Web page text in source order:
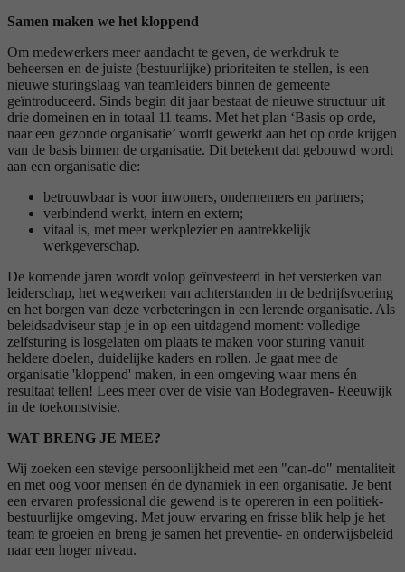
Samen maken we het kloppend
Om medewerkers meer aandacht te geven, de werkdruk te
beheersen en de juiste (bestuurlijke) prioriteiten te stellen, is een
nieuwe sturingslaag van teamleiders binnen de gemeente
geïntroduceerd. Sinds begin dit jaar bestaat de nieuwe structuur uit
drie domeinen en in totaal 11 teams. Met het plan ‘Basis op orde,
naar een gezonde organisatie’ wordt gewerkt aan het op orde krijgen
van de basis binnen de organisatie. Dit betekent dat gebouwd wordt
aan een organisatie die:
betrouwbaar is voor inwoners, ondernemers en partners;
verbindend werkt, intern en extern;
vitaal is, met meer werkplezier en aantrekkelijk
werkgeverschap.
De komende jaren wordt volop geïnvesteerd in het versterken van
leiderschap, het wegwerken van achterstanden in de bedrijfsvoering
en het borgen van deze verbeteringen in een lerende organisatie. Als
beleidsadviseur stap je in op een uitdagend moment: volledige
zelfsturing is losgelaten om plaats te maken voor sturing vanuit
heldere doelen, duidelijke kaders en rollen. Je gaat mee de
organisatie 'kloppend' maken, in een omgeving waar mens én
resultaat tellen! Lees meer over de visie van Bodegraven- Reeuwijk
in de toekomstvisie.
WAT BRENG JE MEE?
Wij zoeken een stevige persoonlijkheid met een "can-do" mentaliteit
en met oog voor mensen én de dynamiek in een organisatie. Je bent
een ervaren professional die gewend is te opereren in een politiek-
bestuurlijke omgeving. Met jouw ervaring en frisse blik help je het
team te groeien en breng je samen het preventie- en onderwijsbeleid
naar een hoger niveau.